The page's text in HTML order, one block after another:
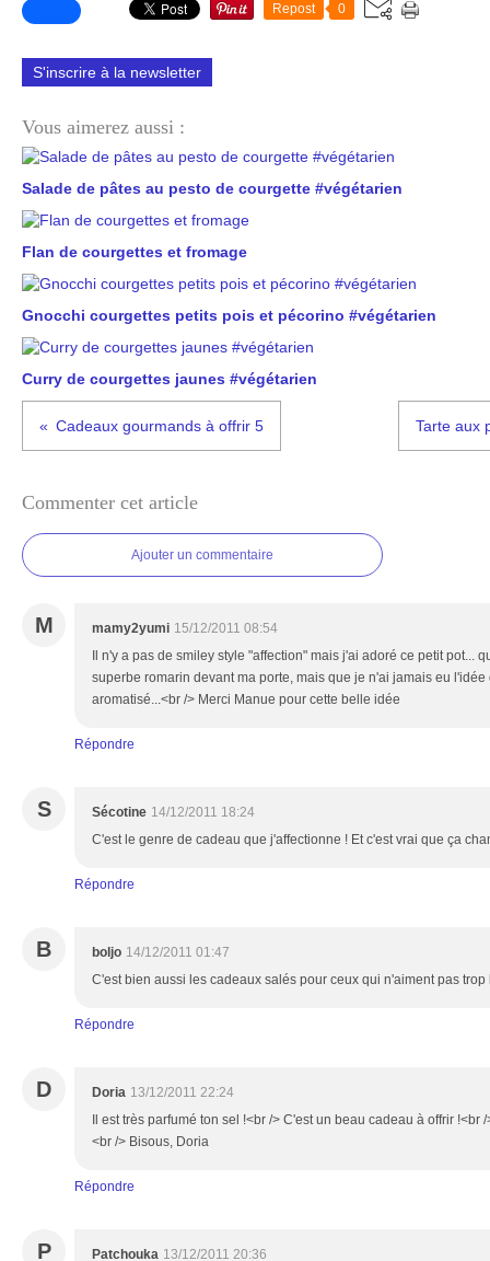
Repost 0
S'inscrire à la newsletter
Vous aimerez aussi :
Salade de pâtes au pesto de courgette #végétarien
Flan de courgettes et fromage
Gnocchi courgettes petits pois et pécorino #végétarien
Curry de courgettes jaunes #végétarien
Cadeaux gourmands à offrir 5 Tarte aux
Commenter cet article
Ajouter un commentaire
M mamy2yumi 15/12/2011 08:54
Il n'y a pas de smiley style "affection" mais j'ai adoré ce petit pot...
superbe romarin devant ma porte, mais que je n'ai jamais eu l'idée
aromatisé...<br /> Merci Manue pour cette belle idée
Répondre
S Sécotine 14/12/2011 18:24
C'est le genre de cadeau que j'affectionne ! Et c'est vrai que ça
Répondre
B boljo 14/12/2011 01:47
C'est bien aussi les cadeaux salés pour ceux qui n'aiment pas trop
Répondre
D Doria 13/12/2011 22:24
Il est très parfumé ton sel !<br /> C'est un beau cadeau à offrir
<br /> Bisous, Doria
Répondre
P Patchouka 13/12/2011 20:36